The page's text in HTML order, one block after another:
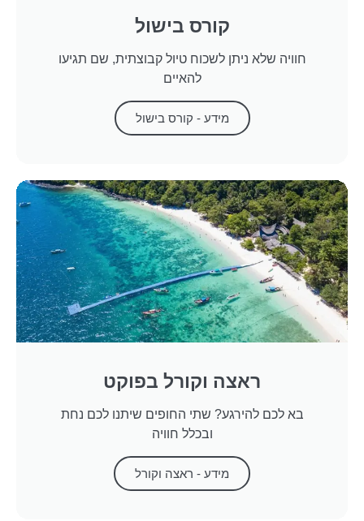
קורס בישול
חוויה שלא ניתן לשכוח טיול קבוצתית, שם תגיעו
להאיים
מידע - קורס בישול
ראצה וקורל בפוקט
בא לכם להירגע? שתי החופים שיתנו לכם נחת
ובכלל חוויה
מידע - ראצה וקורל